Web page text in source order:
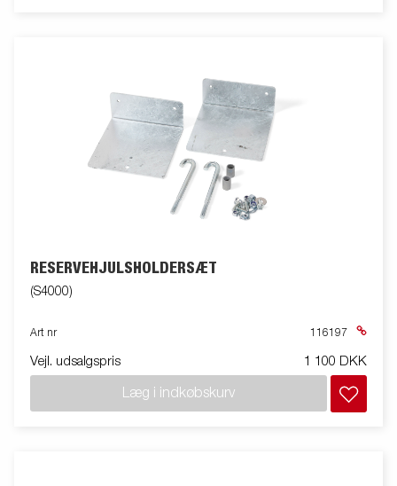
RESERVEHJULSHOLDERSÆT
(S4000)
Art nr 116197
Vejl. udsalgspris 1 100 DKK
Læg i indkøbskurv